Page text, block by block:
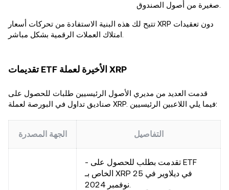
تتيح لك هذه البنية الاستفادة من تحركات أسعار XRP دون تعقيدات
تقديمات ETF الأخيرة لعملة XRP
قدمت العديد من مديري الأصول الرئيسيين طلبات للحصول على
صناديق تداول في البورصة لعملة XRP. فيما يلي اللاعبين الرئيسيين:
الجهة المصدرة التفاصيل
- تقدمت بطلب للحصول على ETF
الخاص بـ XRP في ديلاوير في 25
نوفمبر 2024.